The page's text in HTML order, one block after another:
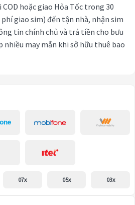
hoặc giao Hỏa Tốc trong 30
giao sim) đến tận nhà, nhận sim
tin chính chủ và trả tiền cho bưu
nhiều may mắn khi sở hữu thuê bao
07x 05x 03x